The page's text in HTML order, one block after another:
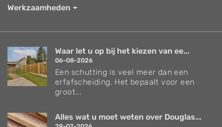
Werkzaamheden
Waar let u op bij het kiezen van ee...
06-08-2026
Een schutting is veel meer dan een
erfafscheiding. Het bepaalt voor een
groot...
Alles wat u moet weten over Douglas...